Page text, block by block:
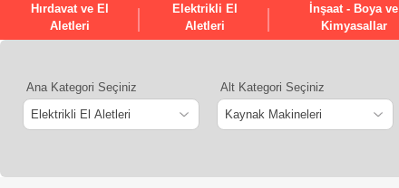
Hırdavat ve El
Aletleri
Elektrikli El
Aletleri
İnşaat - Boya ve
Kimyasallar
Ana Kategori Seçiniz Alt Kategori Seçiniz